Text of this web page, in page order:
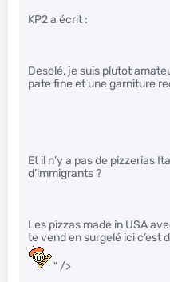
KP2 a écrit :
Desolé, je suis plutot
pate fine et une garniture
Et il n’y a pas de pizzerias
d’immigrants ?
Les pizzas made in USA
te vend en surgelé ici c’est
" />